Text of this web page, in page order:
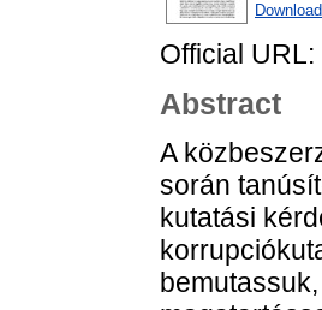
Official URL:
Abstract
A
során
kutatási